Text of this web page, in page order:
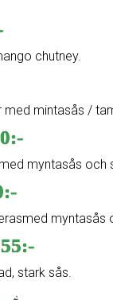
chutney.
med mintasås /
myntasås och
myntasås
55:-
stark sås.